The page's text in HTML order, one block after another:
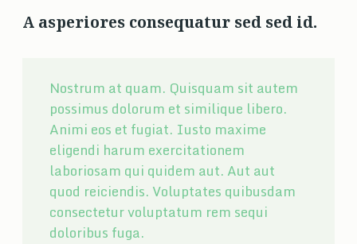
A asperiores consequatur sed sed id.
Nostrum at quam. Quisquam sit autem
possimus dolorum et similique libero.
Animi eos et fugiat. Iusto maxime
eligendi harum exercitationem
laboriosam qui quidem aut. Aut aut
quod reiciendis. Voluptates quibusdam
consectetur voluptatum rem sequi
doloribus fuga.